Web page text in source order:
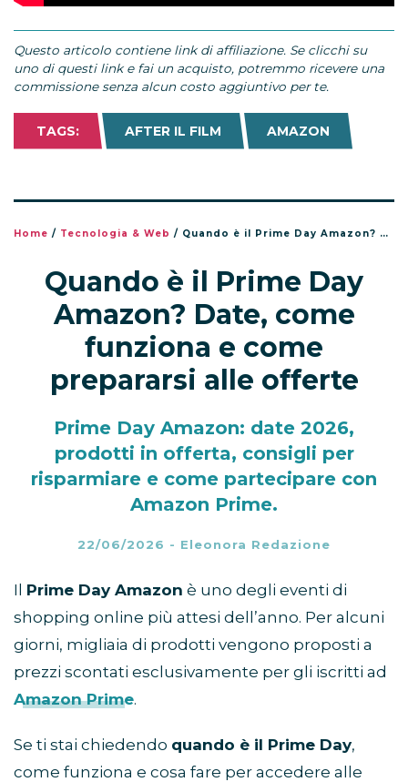
Questo articolo contiene link di affiliazione. Se clicchi su
uno di questi link e fai un acquisto, potremmo ricevere una
commissione senza alcun costo aggiuntivo per te.
TAGS: AFTER IL FILM AMAZON
Home / Tecnologia & Web / Quando è il Prime Day Amazon? Date, come funziona e come prepararsi alle offerte
Quando è il Prime Day
Amazon? Date, come
funziona e come
prepararsi alle offerte
Prime Day Amazon: date 2026,
prodotti in offerta, consigli per
risparmiare e come partecipare con
Amazon Prime.
22/06/2026 - Eleonora Redazione
Il Prime Day Amazon è uno degli eventi di
shopping online più attesi dell’anno. Per alcuni
giorni, migliaia di prodotti vengono proposti a
prezzi scontati esclusivamente per gli iscritti ad
Amazon Prime.
Se ti stai chiedendo quando è il Prime Day,
come funziona e cosa fare per accedere alle